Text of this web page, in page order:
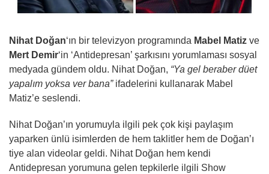
Nihat Doğan‘ın bir televizyon programında Mabel Matiz ve
Mert Demir‘in ‘Antidepresan’ şarkısını yorumlaması sosyal
medyada gündem oldu. Nihat Doğan, “Ya gel beraber düet
yapalım yoksa ver bana”ifadelerini kullanarak Mabel
Matiz’e seslendi.
Nihat Doğan’ın yorumuyla ilgili pek çok kişi paylaşım
yaparken ünlü isimlerden de hem taklitler hem de Doğan’ı
tiye alan videolar geldi. Nihat Doğan hem kendi
Antidepresan yorumuna gelen tepkilerle ilgili Show